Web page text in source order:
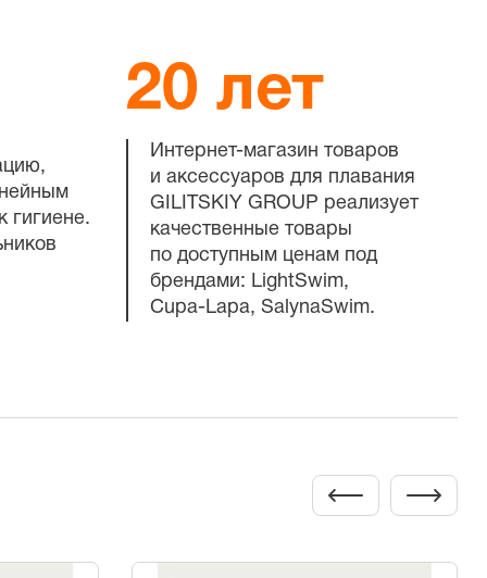
гигиене.
20 лет
Интернет-магазин товаров
и аксессуаров для плавания
GILITSKIY GROUP реализует
качественные товары
по доступным ценам под
брендами: LightSwim,
Cupa-Lapa, SalynaSwim.